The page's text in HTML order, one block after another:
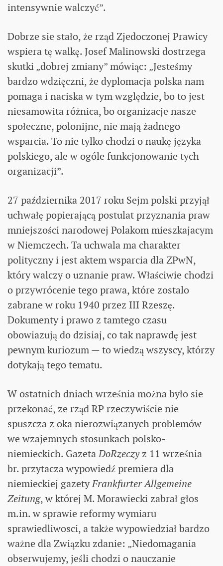
intensywnie walczyć”.
Dobrze sie stało, że rząd Zjedoczonej Prawicy
wspiera tę walkę. Josef Malinowski dostrzega
skutki „dobrej zmiany” mówiąc: „Jesteśmy
bardzo wdzięczni, że dyplomacja polska nam
pomaga i naciska w tym względzie, bo to jest
niesamowita różnica, bo organizacje nasze
społeczne, polonijne, nie mają żadnego
wsparcia. To nie tylko chodzi o naukę języka
polskiego, ale w ogóle funkcjonowanie tych
organizacji”.
27 października 2017 roku Sejm polski przyjął
uchwałę popierającą postulat przyznania praw
mniejszości narodowej Polakom mieszkajacym
w Niemczech. Ta uchwala ma charakter
polityczny i jest aktem wsparcia dla ZPwN,
który walczy o uznanie praw. Właściwie chodzi
o przywrócenie tego prawa, które zostalo
zabrane w roku 1940 przez III Rzeszę.
Dokumenty i prawo z tamtego czasu
obowiazują do dzisiaj, co tak naprawdę jest
pewnym kuriozum — to wiedzą wszyscy, którzy
dotykają tego tematu.
W ostatnich dniach września można było sie
przekonać, ze rząd RP rzeczywiście nie
spuszcza z oka nierozwiązanych problemów
we wzajemnych stosunkach polsko-
niemieckich. GazetaDoRzeczyz 11 września
br. przytacza wypowiedź premiera dla
niemieckiej gazetyFrankfurter Allgemeine
Zeitung, w której M. Morawiecki zabrał głos
m.in. w sprawie reformy wymiaru
sprawiedliwosci, a także wypowiedział bardzo
ważne dla Związku zdanie: „Niedomagania
obserwujemy, jeśli chodzi o nauczanie